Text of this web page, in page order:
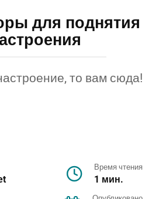
для поднятия
то вам сюда!
Время чтения
1 мин.